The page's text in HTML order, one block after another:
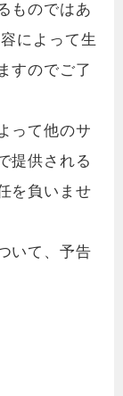
ものではあ
によって生
すのでご了
って他のサ
提供される
を負いませ
いて、予告